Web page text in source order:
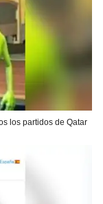
los partidos de Qatar